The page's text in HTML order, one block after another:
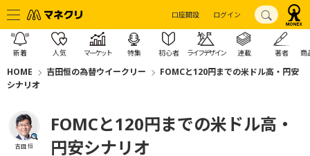
口座開設 ログイン
新着 人気 マーケット 特集 初心者 ライフデザイン 連載 著者 商
HOME 吉田恒の為替ウイークリー
FOMCと120円までの米ドル高・円安
シナリオ
吉田 恒
FOMCと120円までの米ドル高・
円安シナリオ